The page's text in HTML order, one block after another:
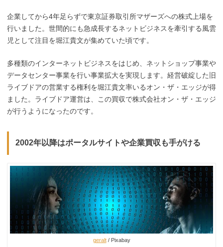
企業してから4年足らずで東京証券取引所マザーズへの株式上場を
行いました。 世間的にも急成長するネットビジネスを牽引する風雲
児として注目を堀江貴文が集めていた頃です。
多種類のインターネットビジネスをはじめ、ネットショップ事業や
データセンター事業を行い事業拡大を実現します。経営破綻した旧
ライブドアの営業する権利を堀江貴文率いるオン・ザ・エッジが得
ました。ライブドア運営は、この買収で株式会社オン・ザ・エッジ
が行うようになったのです。
2002年以降はポータルサイトや企業買収も手がける
geralt/ Pixabay